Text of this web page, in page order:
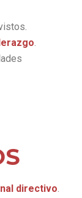
.
directivo.